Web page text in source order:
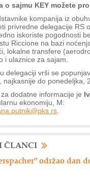
o sajmu KEY možete
kompanija iz
privredne delegacije RS
iskoriste pogodnosti
Riccione na bazi
lokalne transfere
i ulaznice za sajam.
u delegaciji vrši se
, najkasnije do ponedeljka,
za dodatne informacije je
ekonomiju, M:
ČLANCI
održao dan